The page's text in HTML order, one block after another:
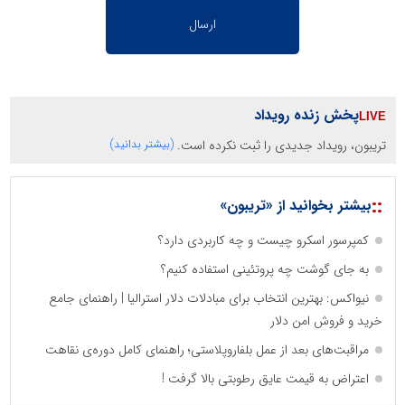
پخش زنده رویداد
تریبون، رویداد جدیدی را ثبت نکرده است. (بیشتر بدانید)
::بیشتر بخوانید از «تریبون»
کمپرسور اسکرو چیست و چه کاربردی دارد؟
به جای گوشت چه پروتئینی استفاده کنیم؟
نیواکس: بهترین انتخاب برای مبادلات دلار استرالیا | راهنمای جامع
خرید و فروش امن دلار
مراقبت‌های بعد از عمل بلفاروپلاستی؛ راهنمای کامل دوره‌ی نقاهت
اعتراض به قیمت عایق رطوبتی بالا گرفت !